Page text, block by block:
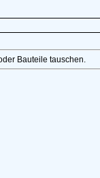
Bauteile tauschen.